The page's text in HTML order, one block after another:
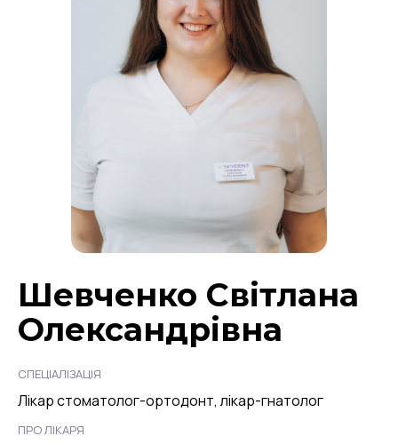
Шевченко Світлана
Олександрівна
СПЕЦІАЛІЗАЦІЯ
Лікар стоматолог-ортодонт, лікар-гнатолог
ПРО ЛІКАРЯ